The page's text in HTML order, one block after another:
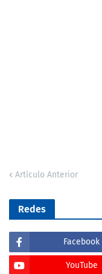
Artículo Anterior
Redes
Facebook
YouTube